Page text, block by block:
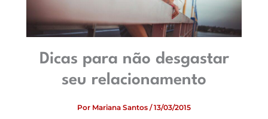
Dicas para não desgastar
seu relacionamento
Por Mariana Santos /13/03/2015